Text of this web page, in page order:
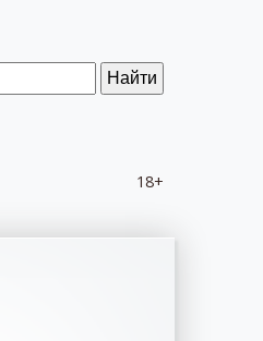
Найти
18+